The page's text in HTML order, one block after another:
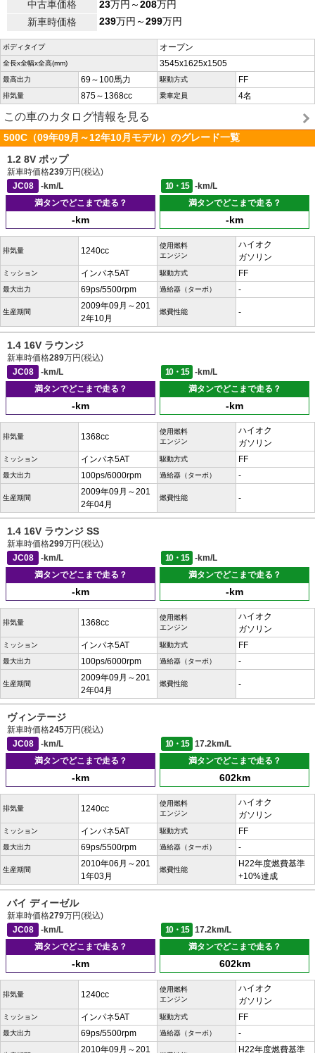
中古車価格
23万円～208万円
新車時価格
239万円～299万円
ボディタイプ オープン
全長x全幅x全高(mm) 3545x1625x1505
最高出力 69～100馬力 駆動方式 FF
排気量 875～1368cc 乗車定員 4名
この車のカタログ情報を見る
500C（09年09月～12年10月モデル）のグレード一覧
1.2 8V ポップ
新車時価格239万円(税込)
JC08
-km/L 10・15
-km/L
満タンでどこまで走る？
-km
満タンでどこまで走る？
-km
排気量 1240cc
使用燃料
エンジン
ハイオク
ガソリン
ミッション インパネ5AT 駆動方式 FF
最大出力 69ps/5500rpm 過給器（ターボ） -
生産期間
2009年09月～201
2年10月
燃費性能 -
1.4 16V ラウンジ
新車時価格289万円(税込)
JC08
-km/L 10・15
-km/L
満タンでどこまで走る？
-km
満タンでどこまで走る？
-km
排気量 1368cc
使用燃料
エンジン
ハイオク
ガソリン
ミッション インパネ5AT 駆動方式 FF
最大出力 100ps/6000rpm 過給器（ターボ） -
生産期間
2009年09月～201
2年04月
燃費性能 -
1.4 16V ラウンジ SS
新車時価格299万円(税込)
JC08
-km/L 10・15
-km/L
満タンでどこまで走る？
-km
満タンでどこまで走る？
-km
排気量 1368cc
使用燃料
エンジン
ハイオク
ガソリン
ミッション インパネ5AT 駆動方式 FF
最大出力 100ps/6000rpm 過給器（ターボ） -
生産期間
2009年09月～201
2年04月
燃費性能 -
ヴィンテージ
新車時価格245万円(税込)
JC08
-km/L 10・15
17.2km/L
満タンでどこまで走る？
-km
満タンでどこまで走る？
602km
排気量 1240cc
使用燃料
エンジン
ハイオク
ガソリン
ミッション インパネ5AT 駆動方式 FF
最大出力 69ps/5500rpm 過給器（ターボ） -
生産期間
2010年06月～201
1年03月
燃費性能
H22年度燃費基準
+10%達成
バイ ディーゼル
新車時価格279万円(税込)
JC08
-km/L 10・15
17.2km/L
満タンでどこまで走る？
-km
満タンでどこまで走る？
602km
排気量 1240cc
使用燃料
エンジン
ハイオク
ガソリン
ミッション インパネ5AT 駆動方式 FF
最大出力 69ps/5500rpm 過給器（ターボ） -
2010年09月～201 H22年度燃費基準